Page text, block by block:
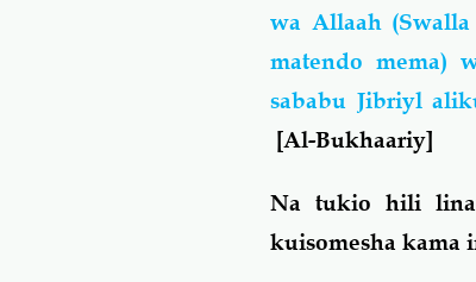
wa Allaah
matendo mema)
sababu Jibriyl
[Al-Bukhaariy]
Na tukio hili
kuisomesha